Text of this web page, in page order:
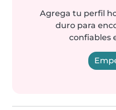
Agrega tu perfil
duro para
confiables